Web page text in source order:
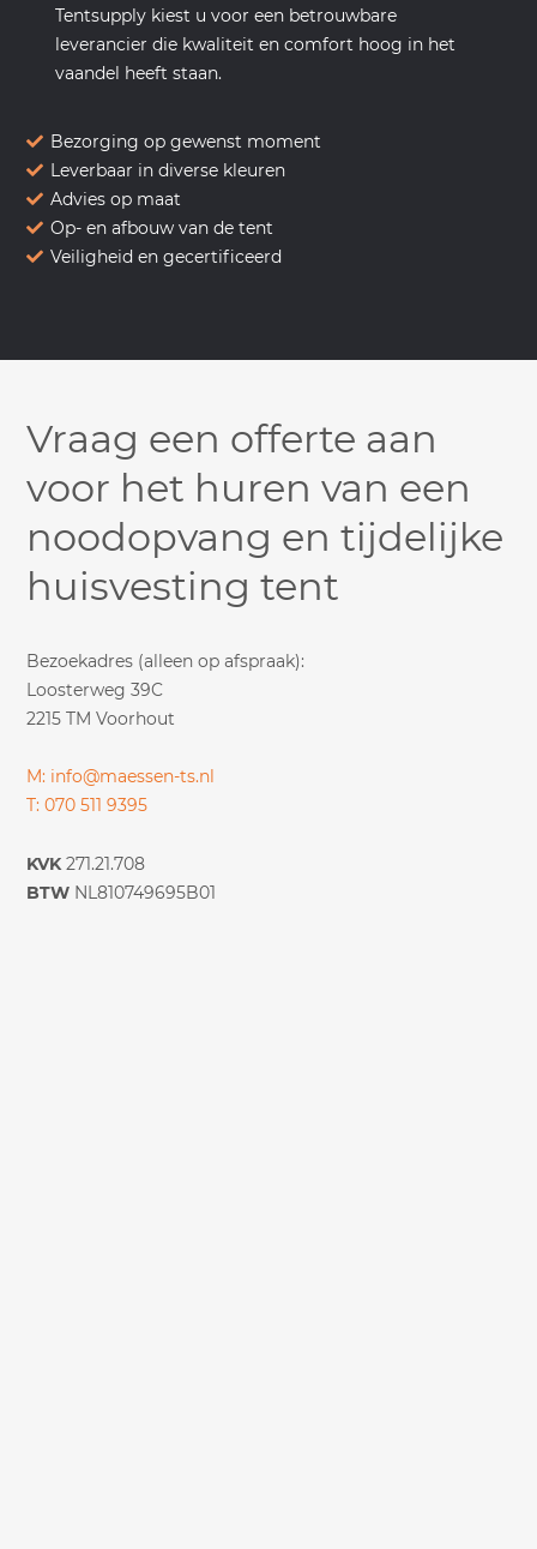
Tentsupply kiest u voor een betrouwbare
leverancier die kwaliteit en comfort hoog in het
vaandel heeft staan.
Bezorging op gewenst moment
Leverbaar in diverse kleuren
Advies op maat
Op- en afbouw van de tent
Veiligheid en gecertificeerd
Vraag een offerte aan
voor het huren van een
noodopvang en tijdelijke
huisvesting tent
Bezoekadres (alleen op afspraak):
Loosterweg 39C
2215 TM Voorhout
M: info@maessen-ts.nl
T: 070 511 9395
KVK271.21.708
BTW NL810749695B01